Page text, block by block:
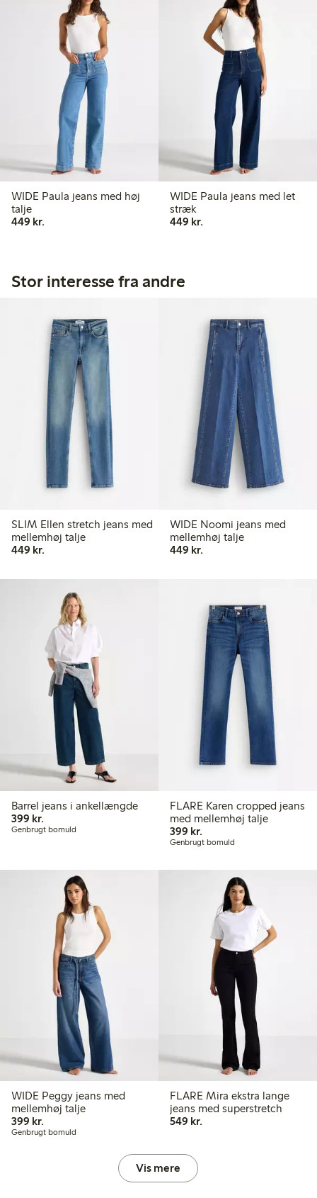
WIDE Paula jeans med høj
talje
449 kr.
WIDE Paula jeans med let
stræk
449 kr.449,00 kr.
Stor interesse fra andre
SLIM Ellen stretch jeans med
mellemhøj talje
449 kr.
WIDE Noomi jeans med
mellemhøj talje
449 kr.449,00 kr.
Barrel jeans i ankellængde
399 kr.
Genbrugt bomuld
FLARE Karen cropped jeans
med mellemhøj talje
399 kr.
Genbrugt bomuld
WIDE Peggy jeans med
mellemhøj talje
399 kr.
Genbrugt bomuld
FLARE Mira ekstra lange
jeans med superstretch
549 kr.549,00 kr.
Vis mere